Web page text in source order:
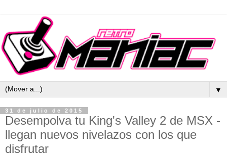
▼
31 de julio de 2015
Desempolva tu King's Valley 2 de MSX -
llegan nuevos nivelazos con los que
disfrutar